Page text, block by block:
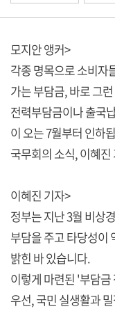
모지안 앵커>
각종 명목으로 소비자
가는 부담금, 바로 그
전력부담금이나 출국
이 오는 7월부터 인하
국무회의 소식, 이혜
이혜진 기자>
정부는 지난 3월 비상
부담을 주고 타당성이
밝힌 바 있습니다.
이렇게 마련된 '부담
우선, 국민 실생활과